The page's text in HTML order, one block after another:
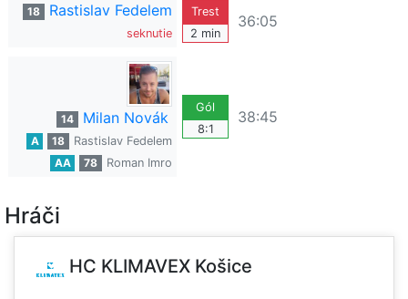
18 Rastislav Fedelem
seknutie
Trest
2 min
36:05
14 Milan Novák
A 18
Rastislav Fedelem
AA
78 Roman Imro
Gól
8:1
38:45
Hráči
HC KLIMAVEX Košice